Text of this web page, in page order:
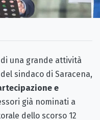
di una grande attività
sindaco di Saracena,
e
già nominati a
dello scorso 12